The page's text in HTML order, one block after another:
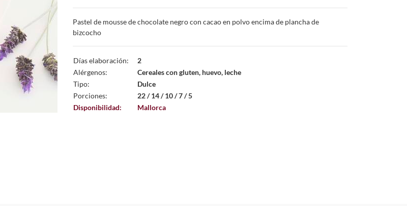
Pastel de mousse de chocolate negro con cacao en polvo encima de plancha de
bizcocho
Días elaboración:
2
Alérgenos:
Cereales con gluten, huevo, leche
Tipo:
Dulce
Porciones:
22 / 14 / 10 / 7 / 5
Disponibilidad:
Mallorca